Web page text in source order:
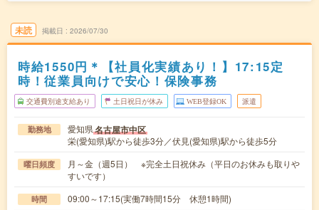
未読 掲載日 2026/07/30
時給1550円＊【社員化実績あり！】17:15定
時！従業員向けで安心！保険事務
交通費別途支給あり 土日祝日が休み WEB登録OK 派遣
勤務地 愛知県名古屋市中区
栄(愛知県)駅から徒歩3分／伏見(愛知県)駅から徒歩5分
曜日頻度
月～金（週5日） ※完全土日祝休み（平日のお休みも取りや
すいです）
時間 09:00～17:15(実働7時間15分 休憩1時間)